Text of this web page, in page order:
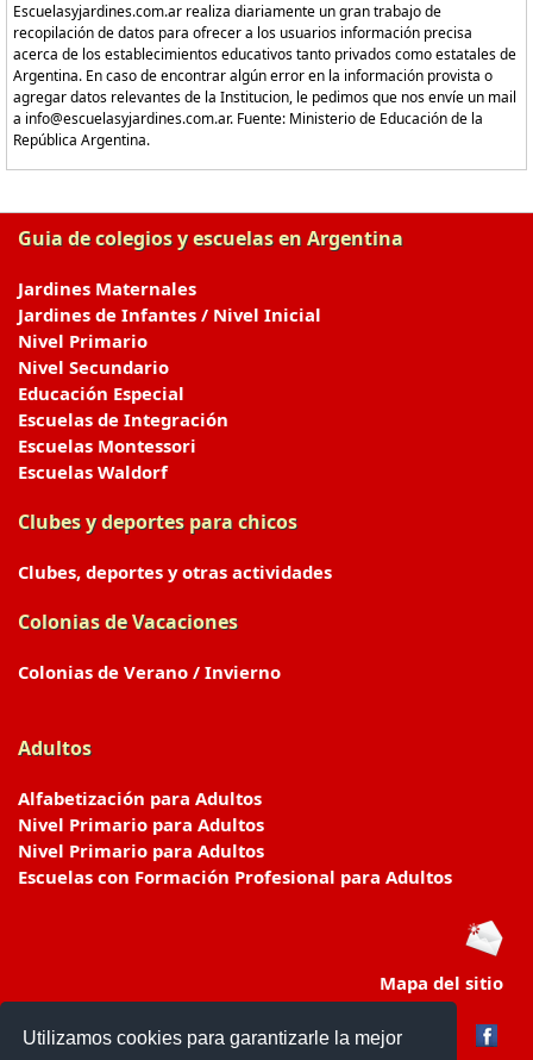
Utilizamos cookies para garantizarle la mejor
Escuelasyjardines.com.ar realiza diariamente un gran trabajo de
recopilación de datos para ofrecer a los usuarios información precisa
acerca de los establecimientos educativos tanto privados como estatales de
Argentina. En caso de encontrar algún error en la información provista o
agregar datos relevantes de la Institucion, le pedimos que nos envíe un mail
a info@escuelasyjardines.com.ar. Fuente: Ministerio de Educación de la
República Argentina.
Guia de colegios y escuelas en Argentina
Jardines Maternales
Jardines de Infantes / Nivel Inicial
Nivel Primario
Nivel Secundario
Educación Especial
Escuelas de Integración
Escuelas Montessori
Escuelas Waldorf
Clubes y deportes para chicos
Clubes, deportes y otras actividades
Colonias de Vacaciones
Colonias de Verano / Invierno
Adultos
Alfabetización para Adultos
Nivel Primario para Adultos
Nivel Primario para Adultos
Escuelas con Formación Profesional para Adultos
Mapa del sitio